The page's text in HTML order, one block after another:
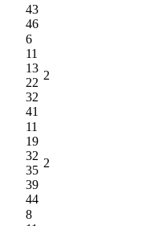
43
46
6
11
13
22
32
41
2
11
19
32
35
39
44
2
8